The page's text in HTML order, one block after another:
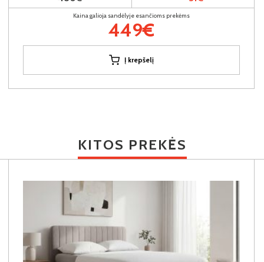
Kaina galioja sandėlyje esančioms prekėms
449€
Į krepšelį
KITOS PREKĖS